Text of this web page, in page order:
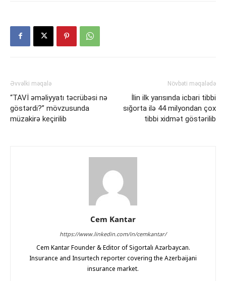
Əvvəlki məqalə
“TAVİ əməliyyatı təcrübəsi nə
göstərdi?” mövzusunda
müzakirə keçirilib
Növbəti məqalədə
İlin ilk yarısında icbari tibbi
sığorta ilə 44 milyondan çox
tibbi xidmət göstərilib
Cem Kantar
https://www.linkedin.com/in/cemkantar/
Cem Kantar Founder & Editor of Sigortalı Azərbaycan.
Insurance and Insurtech reporter covering the Azerbaijani
insurance market.